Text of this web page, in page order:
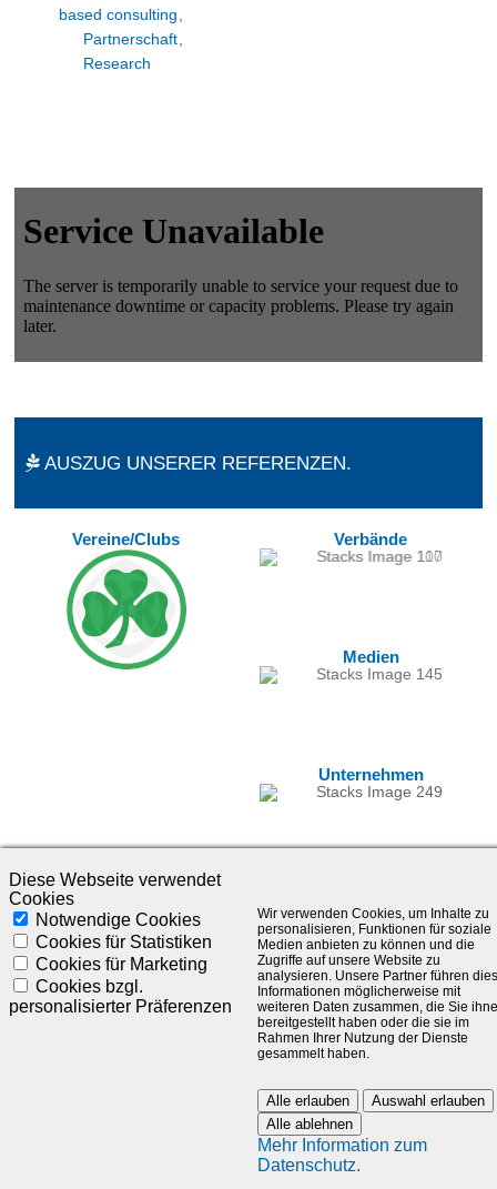
based consulting
Partnerschaft
Research
AUSZUG UNSERER REFERENZEN.
Vereine/Clubs Verbände
Medien
Unternehmen
©1985-2025 - SLC Management GmbH |Impressum
Visionär. Kompetent. Leidenschaftlich.
Treten Sie in Kontakt mit uns und bleiben Sie auf dem Laufenden:
Diese Webseite verwendet
Cookies
Notwendige Cookies
Cookies für Statistiken
Cookies für Marketing
Cookies bzgl.
personalisierter Präferenzen
Wir verwenden Cookies, um Inhalte zu
personalisieren, Funktionen für soziale
Medien anbieten zu können und die
Zugriffe auf unsere Website zu
analysieren. Unsere Partner führen
Informationen möglicherweise mit
weiteren Daten zusammen, die Sie
bereitgestellt haben oder die sie im
Rahmen Ihrer Nutzung der Dienste
gesammelt haben.
Alle erlauben
Auswahl erlauben
Alle ablehnen
Mehr Information zum
Datenschutz.